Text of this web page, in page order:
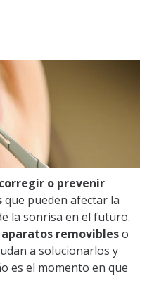
corregir o prevenir
que pueden afectar la
la sonrisa en el futuro.
aparatos removibleso
a solucionarlos y
es el momento en que